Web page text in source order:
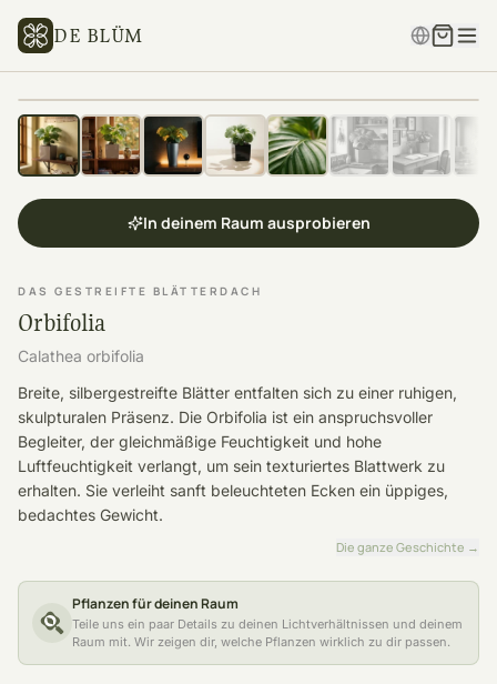
DE BLÜM
In deinem Raum ausprobieren
DAS GESTREIFTE BLÄTTERDACH
Orbifolia
Calathea orbifolia
Breite, silbergestreifte Blätter entfalten sich zu einer ruhigen,
skulpturalen Präsenz. Die Orbifolia ist ein anspruchsvoller
Begleiter, der gleichmäßige Feuchtigkeit und hohe
Luftfeuchtigkeit verlangt, um sein texturiertes Blattwerk zu
erhalten. Sie verleiht sanft beleuchteten Ecken ein üppiges,
bedachtes Gewicht.
Die ganze Geschichte →
Pflanzen für deinen Raum
Teile uns ein paar Details zu deinen Lichtverhältnissen und deinem
Raum mit. Wir zeigen dir, welche Pflanzen wirklich zu dir passen.